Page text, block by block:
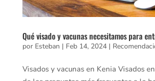
Qué visado y vacunas necesitamos para
por Esteban | Feb 14, 2024|
Visados y vacunas en Kenia Visados